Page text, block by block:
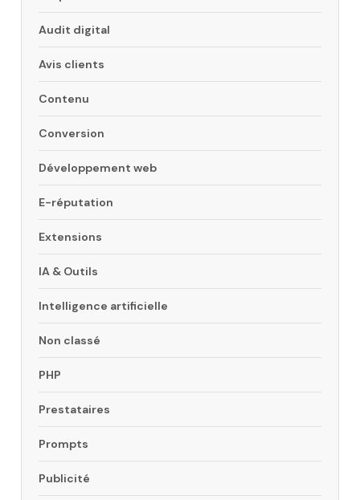
Audit digital
Avis clients
Contenu
Conversion
Développement web
E-réputation
Extensions
IA & Outils
Intelligence artificielle
Non classé
PHP
Prestataires
Prompts
Publicité